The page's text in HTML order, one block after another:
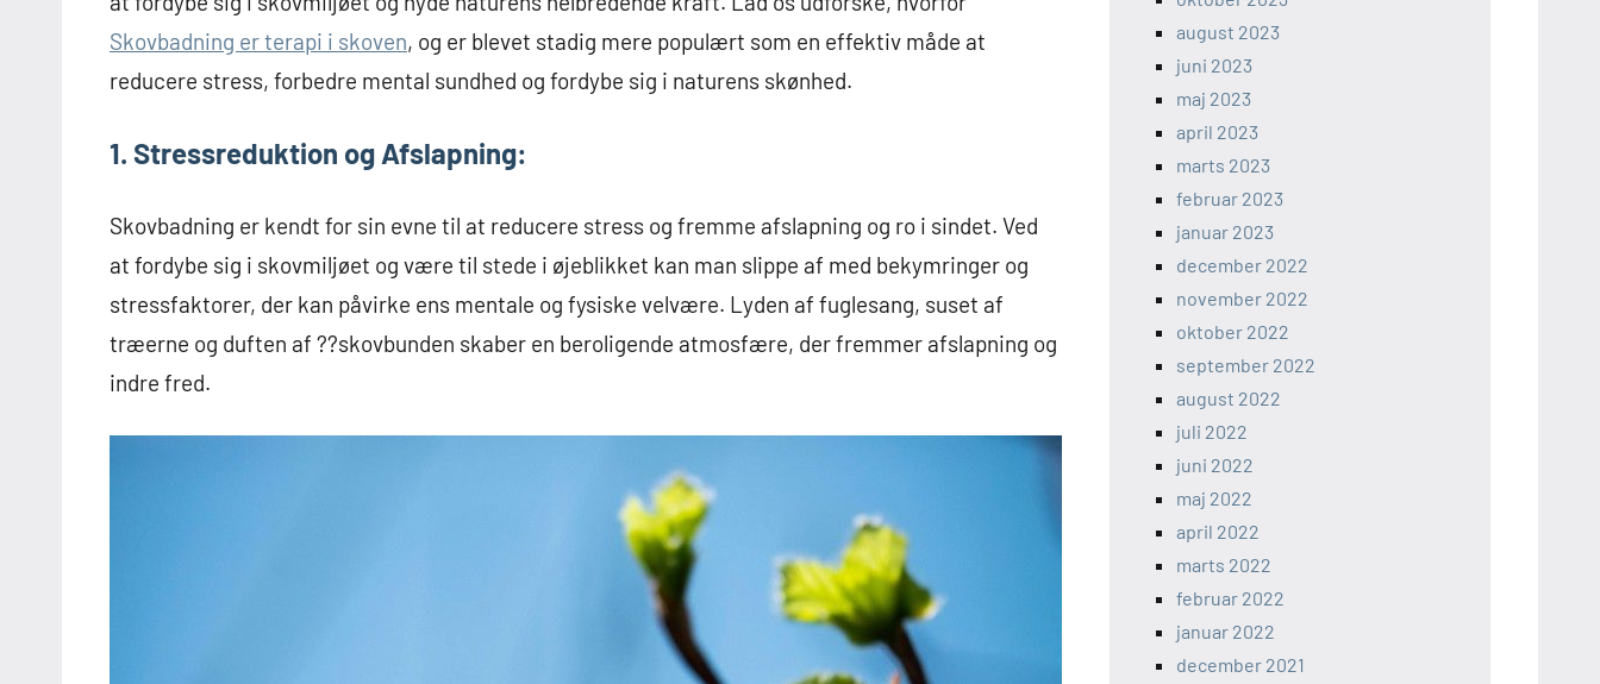
Skovbadning er terapi i skoven, og er blevet stadig mere populært som en effektiv måde at
reducere stress, forbedre mental sundhed og fordybe sig i naturens skønhed.
1. Stressreduktion og Afslapning:
Skovbadning er kendt for sin evne til at reducere stress og fremme afslapning og ro i sindet. Ved
at fordybe sig i skovmiljøet og være til stede i øjeblikket kan man slippe af med bekymringer og
stressfaktorer, der kan påvirke ens mentale og fysiske velvære. Lyden af fuglesang, suset af
træerne og duften af ??skovbunden skaber en beroligende atmosfære, der fremmer afslapning og
indre fred.
august 2023
juni 2023
maj 2023
april 2023
marts 2023
februar 2023
januar 2023
december 2022
november 2022
oktober 2022
september 2022
august 2022
juli 2022
juni 2022
maj 2022
april 2022
marts 2022
februar 2022
januar 2022
december 2021